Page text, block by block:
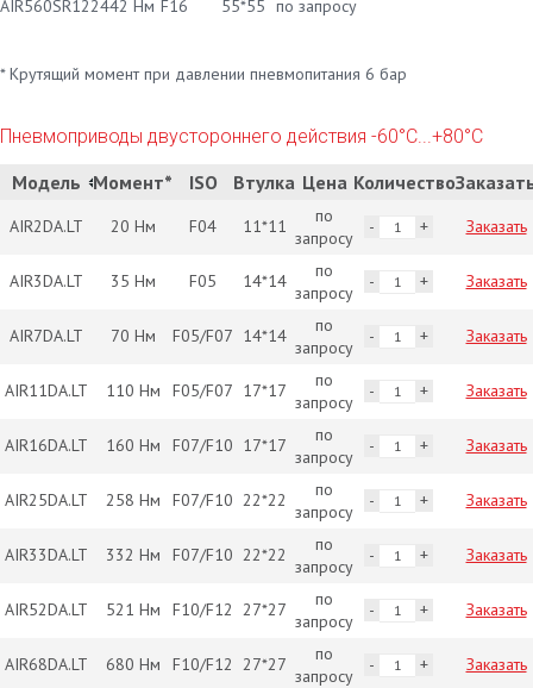
AIR560SR122442 Нм F16 55*55 по запросу
* Крутящий момент при давлении пневмопитания 6 бар
Пневмоприводы двустороннего действия -60°С...+80°С
Модель Момент* ISO Втулка Цена Количество
AIR2DA.LT 20 Нм F04 11*11
по
запросу
Заказать
AIR3DA.LT 35 Нм F05 14*14
по
запросу
Заказать
AIR7DA.LT 70 Нм F05/F07 14*14
по
запросу
Заказать
AIR11DA.LT 110 Нм F05/F07 17*17
по
запросу
Заказать
AIR16DA.LT 160 Нм F07/F10 17*17
по
запросу
Заказать
AIR25DA.LT 258 Нм F07/F10 22*22
по
запросу
Заказать
AIR33DA.LT 332 Нм F07/F10 22*22
по
запросу
Заказать
AIR52DA.LT 521 Нм F10/F12 27*27
по
запросу
Заказать
AIR68DA.LT 680 Нм F10/F12 27*27
по
запросу
Заказать